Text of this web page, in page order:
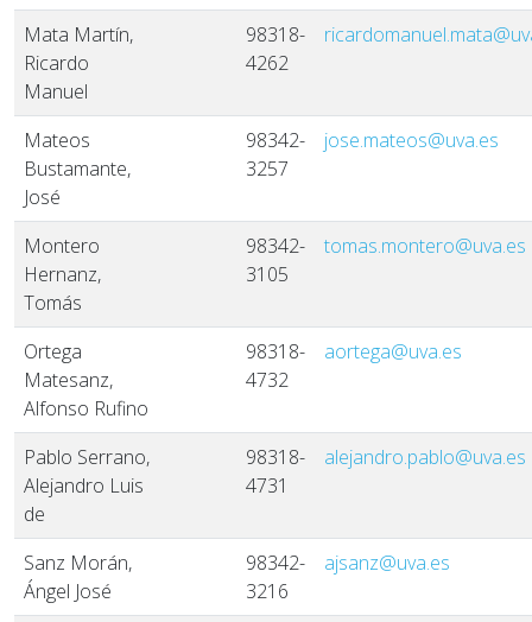
Mata Martín,
Ricardo
Manuel
98318-
4262
Mateos
Bustamante,
José
98342-
3257
jose.mateos@uva.es
Montero
Hernanz,
Tomás
98342-
3105
tomas.montero@uva.es
Ortega
Matesanz,
Alfonso Rufino
98318-
4732
aortega@uva.es
Pablo Serrano,
Alejandro Luis
de
98318-
4731
alejandro.pablo@uva.es
Sanz Morán,
Ángel José
98342-
3216
ajsanz@uva.es